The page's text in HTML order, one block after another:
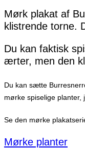
Mørk plakat af
klistrende torne.
Du kan faktisk
ærter, men den
Du kan sætte
mørke spiselige planter,
Se den mørke
Mørke planter